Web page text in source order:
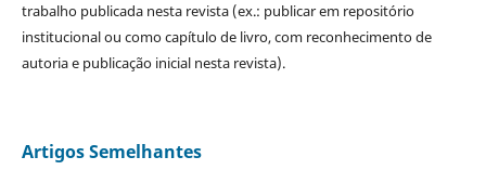
trabalho publicada nesta revista (ex.: publicar em repositório
institucional ou como capítulo de livro, com reconhecimento de
autoria e publicação inicial nesta revista).
Artigos Semelhantes